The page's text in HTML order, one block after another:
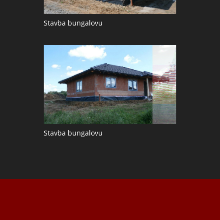
Stavba bungalovu
Stavba bungalovu